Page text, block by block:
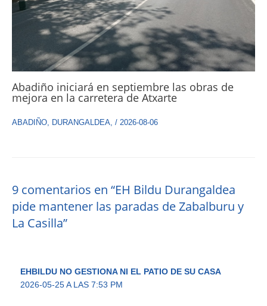
Abadiño iniciará en septiembre las obras de
mejora en la carretera de Atxarte
ABADIÑO, DURANGALDEA, / 2026-08-06
9 comentarios en “EH Bildu Durangaldea
pide mantener las paradas de Zabalburu y
La Casilla”
EHBILDU NO GESTIONA NI EL PATIO DE SU CASA
2026-05-25 A LAS 7:53 PM